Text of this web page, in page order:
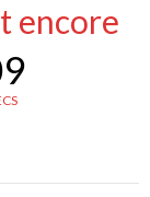
encore